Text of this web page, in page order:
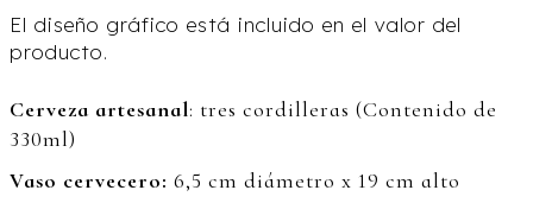
El diseño gráfico está incluido en el valor del
producto.
Cerveza artesanal: tres cordilleras (Contenido de
330ml)
Vaso cervecero: 6,5 cm diámetro x 19 cm alto